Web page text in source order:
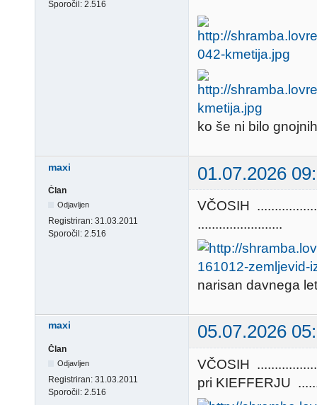
Sporočil: 2.516
ko še ni bilo
maxi 01.07.2026
Član
Odjavljen
Registriran: 31.03.2011
Sporočil: 2.516
VČOSIH
........................
narisan davnega
maxi 05.07.2026
Član
Odjavljen
Registriran: 31.03.2011
Sporočil: 2.516
VČOSIH
pri KIEFFERJU